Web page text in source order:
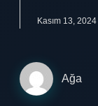
Kasım 13, 2024
Ağa